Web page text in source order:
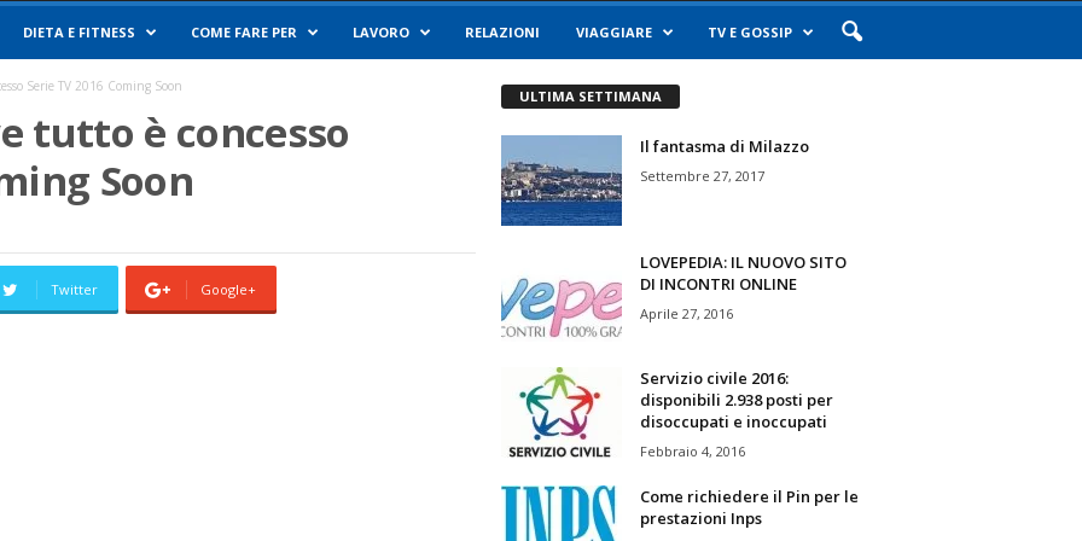
DIETA E FITNESS COME FARE PER LAVORO RELAZIONI VIAGGIARE TV E GOSSIP
Serie TV 2016 Coming Soon
tutto è concesso
Soon
Twitter Google+
ULTIMA SETTIMANA
Il fantasma di Milazzo
Settembre 27, 2017
LOVEPEDIA: IL NUOVO SITO
DI INCONTRI ONLINE
Aprile 27, 2016
Servizio civile 2016:
disponibili 2.938 posti per
disoccupati e inoccupati
Febbraio 4, 2016
Come richiedere il Pin per le
prestazioni Inps